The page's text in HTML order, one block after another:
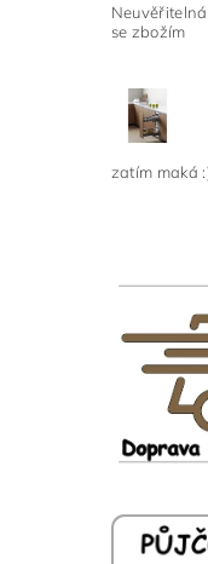
se zbožím
zatím maká